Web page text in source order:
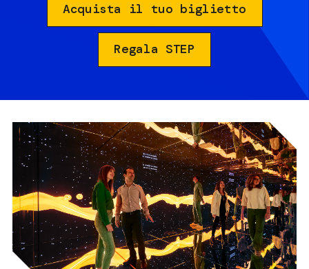
Acquista il tuo biglietto
Regala STEP